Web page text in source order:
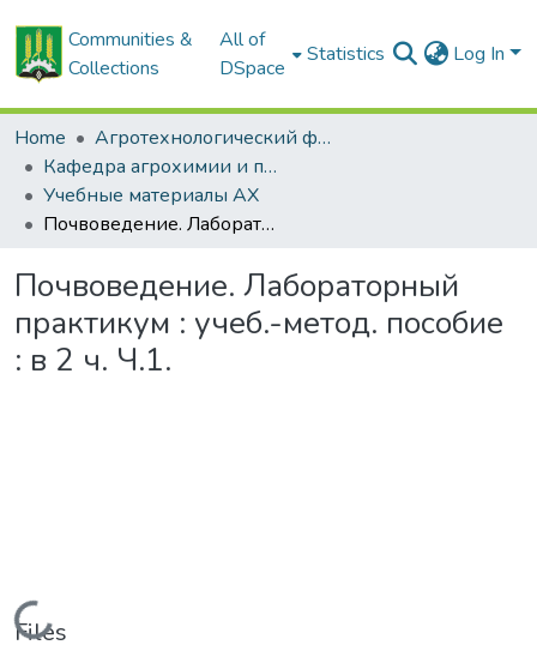
Communities &
Collections
All of
DSpace
Statistics Log In
Home
Агротехнологический факультет
Кафедра агрохимии и почвоведения
Учебные материалы АХ
Почвоведение. Лабораторный практикум : учеб.-метод. пособие : в 2 ч. Ч.1.
Почвоведение. Лабораторный
практикум : учеб.-метод. пособие
: в 2 ч. Ч.1.
Loading...
Files